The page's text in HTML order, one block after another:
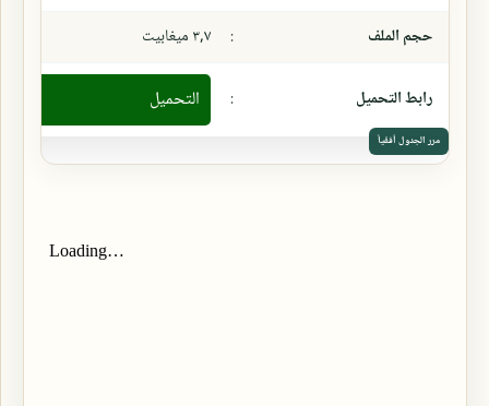
حجم الملف
: ٣,٧ ميغابيت
رابط التحميل : التحميل